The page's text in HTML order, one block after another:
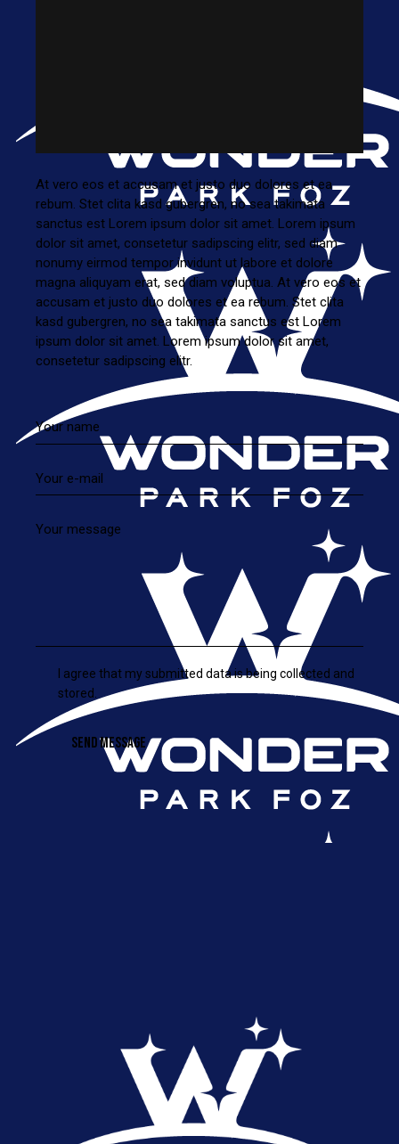
At vero eos et accusam et justo duo dolores et ea
rebum. Stet clita kasd gubergren, no sea takimata
sanctus est Lorem ipsum dolor sit amet. Lorem ipsum
dolor sit amet, consetetur sadipscing elitr, sed diam
nonumy eirmod tempor invidunt ut labore et dolore
magna aliquyam erat, sed diam voluptua. At vero eos et
accusam et justo duo dolores et ea rebum. Stet clita
kasd gubergren, no sea takimata sanctus est Lorem
ipsum dolor sit amet. Lorem ipsum dolor sit amet,
consetetur sadipscing elitr.
I agree that my submitted data is being collected and
stored.
SEND MESSAGE